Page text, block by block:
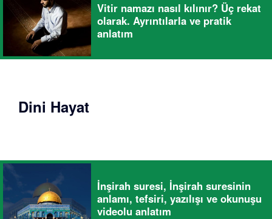
Vitir namazı nasıl kılınır? Üç rekat
olarak. Ayrıntılarla ve pratik
anlatım
Dini Hayat
İnşirah suresi, İnşirah suresinin
anlamı, tefsiri, yazılışı ve okunuşu
videolu anlatım